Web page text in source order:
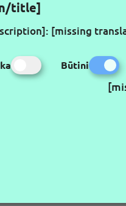
title]
: [missing
Būtini